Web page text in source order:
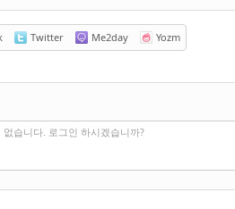
Twitter Me2day Yozm
없습니다. 로그인 하시겠습니까?